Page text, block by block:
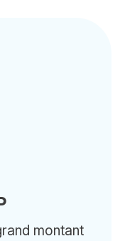
montant